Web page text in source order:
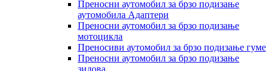
Преносни аутомобил за брзо подизање
аутомобила Адаптери
Преносни аутомобил за брзо подизање
мотоцикла
Преносиви аутомобил за брзо подизање гуме
Преносни аутомобил за брзо подизање
зидова